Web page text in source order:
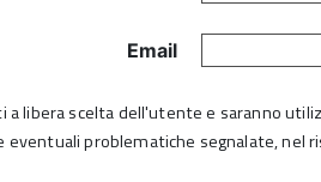
Email
a libera scelta dell'utente e saranno
eventuali problematiche segnalate,